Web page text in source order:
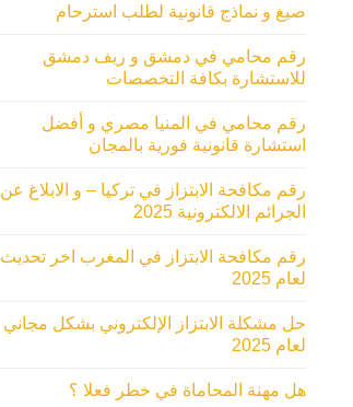
صيغ و نماذج قانونية لطلب استرحام
رقم محامي في دمشق و ريف دمشق
للاستشارة بكافة التخصصات
رقم محامي في المنيا مصري و أفضل
استشارة قانونية فورية بالمجان
رقم مكافحة الابتزاز في تركيا – و الابلاغ عن
الجرائم الالكترونية 2025
رقم مكافحة الابتزاز في المغرب اخر تحديث
لعام 2025
حل مشكلة الابتزاز الإلكتروني بشكل مجاني
لعام 2025
هل مهنة المحاماة في خطر فعلا ؟